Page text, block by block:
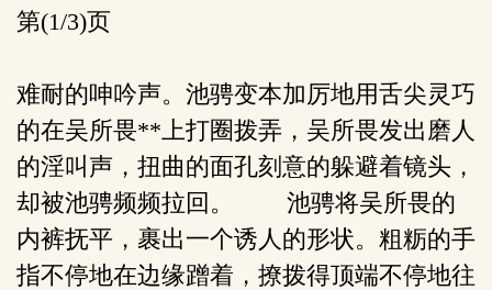
第(1/3)页
难耐的呻吟声。池骋变本加厉地用舌尖灵巧
的在吴所畏**上打圈拨弄，吴所畏发出磨人
的淫叫声，扭曲的面孔刻意的躲避着镜头，
却被池骋频频拉回。 池骋将吴所畏的
内裤抚平，裹出一个诱人的形状。粗粝的手
指不停地在边缘蹭着，撩拨得顶端不停地往